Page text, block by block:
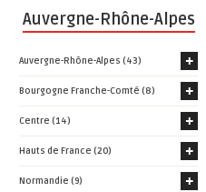
Auvergne-Rhône-Alpes
Auvergne-Rhône-Alpes (43)
Bourgogne Franche-Comté (8)
Centre (14)
Hauts de France (20)
Normandie (9)
▼